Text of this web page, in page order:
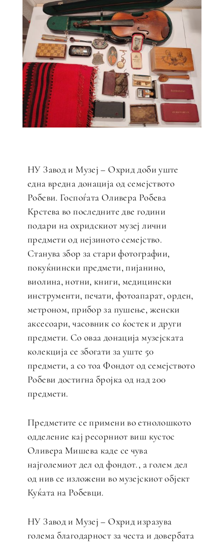
НУ Завод и Музеј – Охрид доби уште
една вредна донација од семејството
Робеви. Госпоѓата Оливера Робева
Крстева во последните две години
подари на охридскиот музеј лични
предмети од нејзиното семејство.
Станува збор за стари фотографии,
покуќнински предмети, пијанино,
виолина, нотни, книги, медицински
инструменти, печати, фотоапарат, орден,
метроном, прибор за пушење, женски
аксесоари, часовник со ќостек и други
предмети. Со оваа донација музејската
колекција се збогати за уште 50
предмети, а со тоа Фондот од семејството
Робеви достигна бројка од над 200
предмети.
Предметите се примени во етнолошкото
одделение кај ресорниот виш кустос
Оливера Мишева каде се чува
најголемиот дел од фондот., а голем дел
од нив се изложени во музејскиот објект
Куќата на Робевци.
НУ Завод и Музеј – Охрид изразува
голема благодарност за честа и довербата